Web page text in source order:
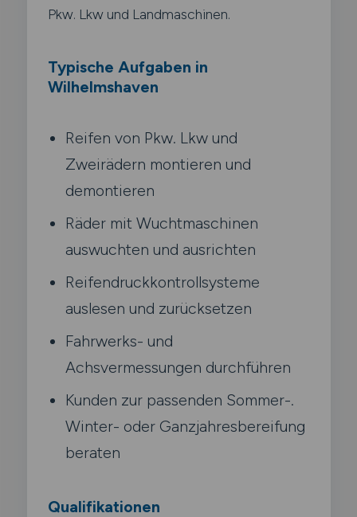
Pkw. Lkw und Landmaschinen.
Typische Aufgaben in
Wilhelmshaven
Reifen von Pkw. Lkw und
Zweirädern montieren und
demontieren
Räder mit Wuchtmaschinen
auswuchten und ausrichten
Reifendruckkontrollsysteme
auslesen und zurücksetzen
Fahrwerks- und
Achsvermessungen durchführen
Kunden zur passenden Sommer-.
Winter- oder Ganzjahresbereifung
beraten
Qualifikationen